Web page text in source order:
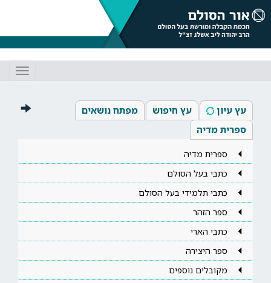
עץ עיון עץ חיפוש
מפתח נושאים
ספרית מדיה
ספרית מדיה
כתבי בעל הסולם
כתבי תלמידי בעל הסולם
ספר הזהר
כתבי הארי
ספר היצירה
מקובלים נוספים